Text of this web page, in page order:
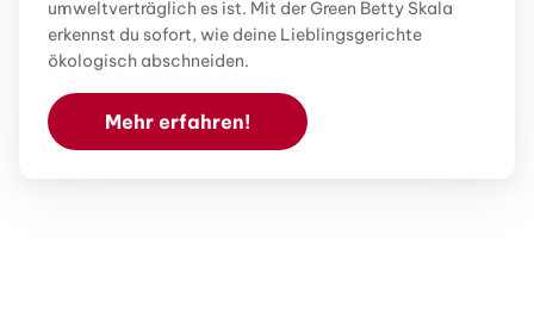
umweltverträglich es ist. Mit der Green Betty Skala
erkennst du sofort, wie deine Lieblingsgerichte
ökologisch abschneiden.
Mehr erfahren!